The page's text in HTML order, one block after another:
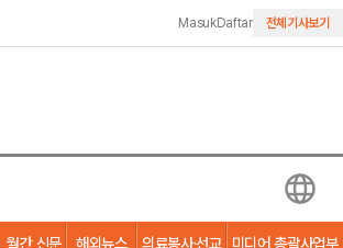
MasukDaftar 전체기사보기
월간 신문 해외뉴스 의료봉사·선교 미디어 총괄사업부